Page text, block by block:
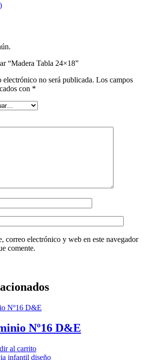
“Madera Tabla 24×18”
no será publicada. Los campos
con *
correo electrónico y web en este navegador
comente.
Nº16 D&E
al carrito